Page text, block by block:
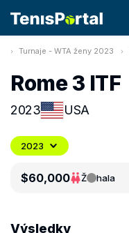
Turnaje - WTA ženy 2023
Rome 3 ITF
2023 USA
2023
$60,000 Ž hala
Výsledky